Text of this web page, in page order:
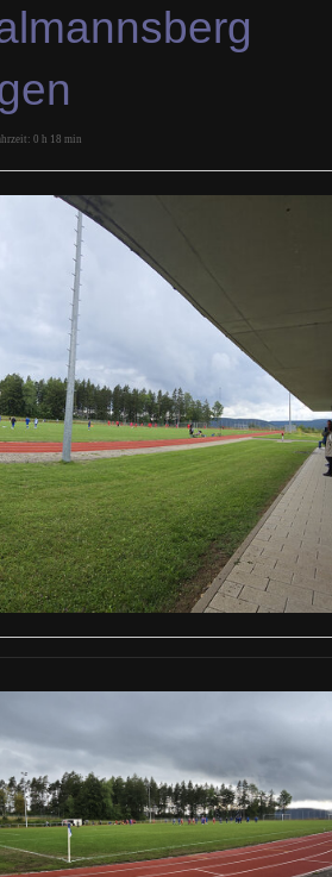
0 h 18 min